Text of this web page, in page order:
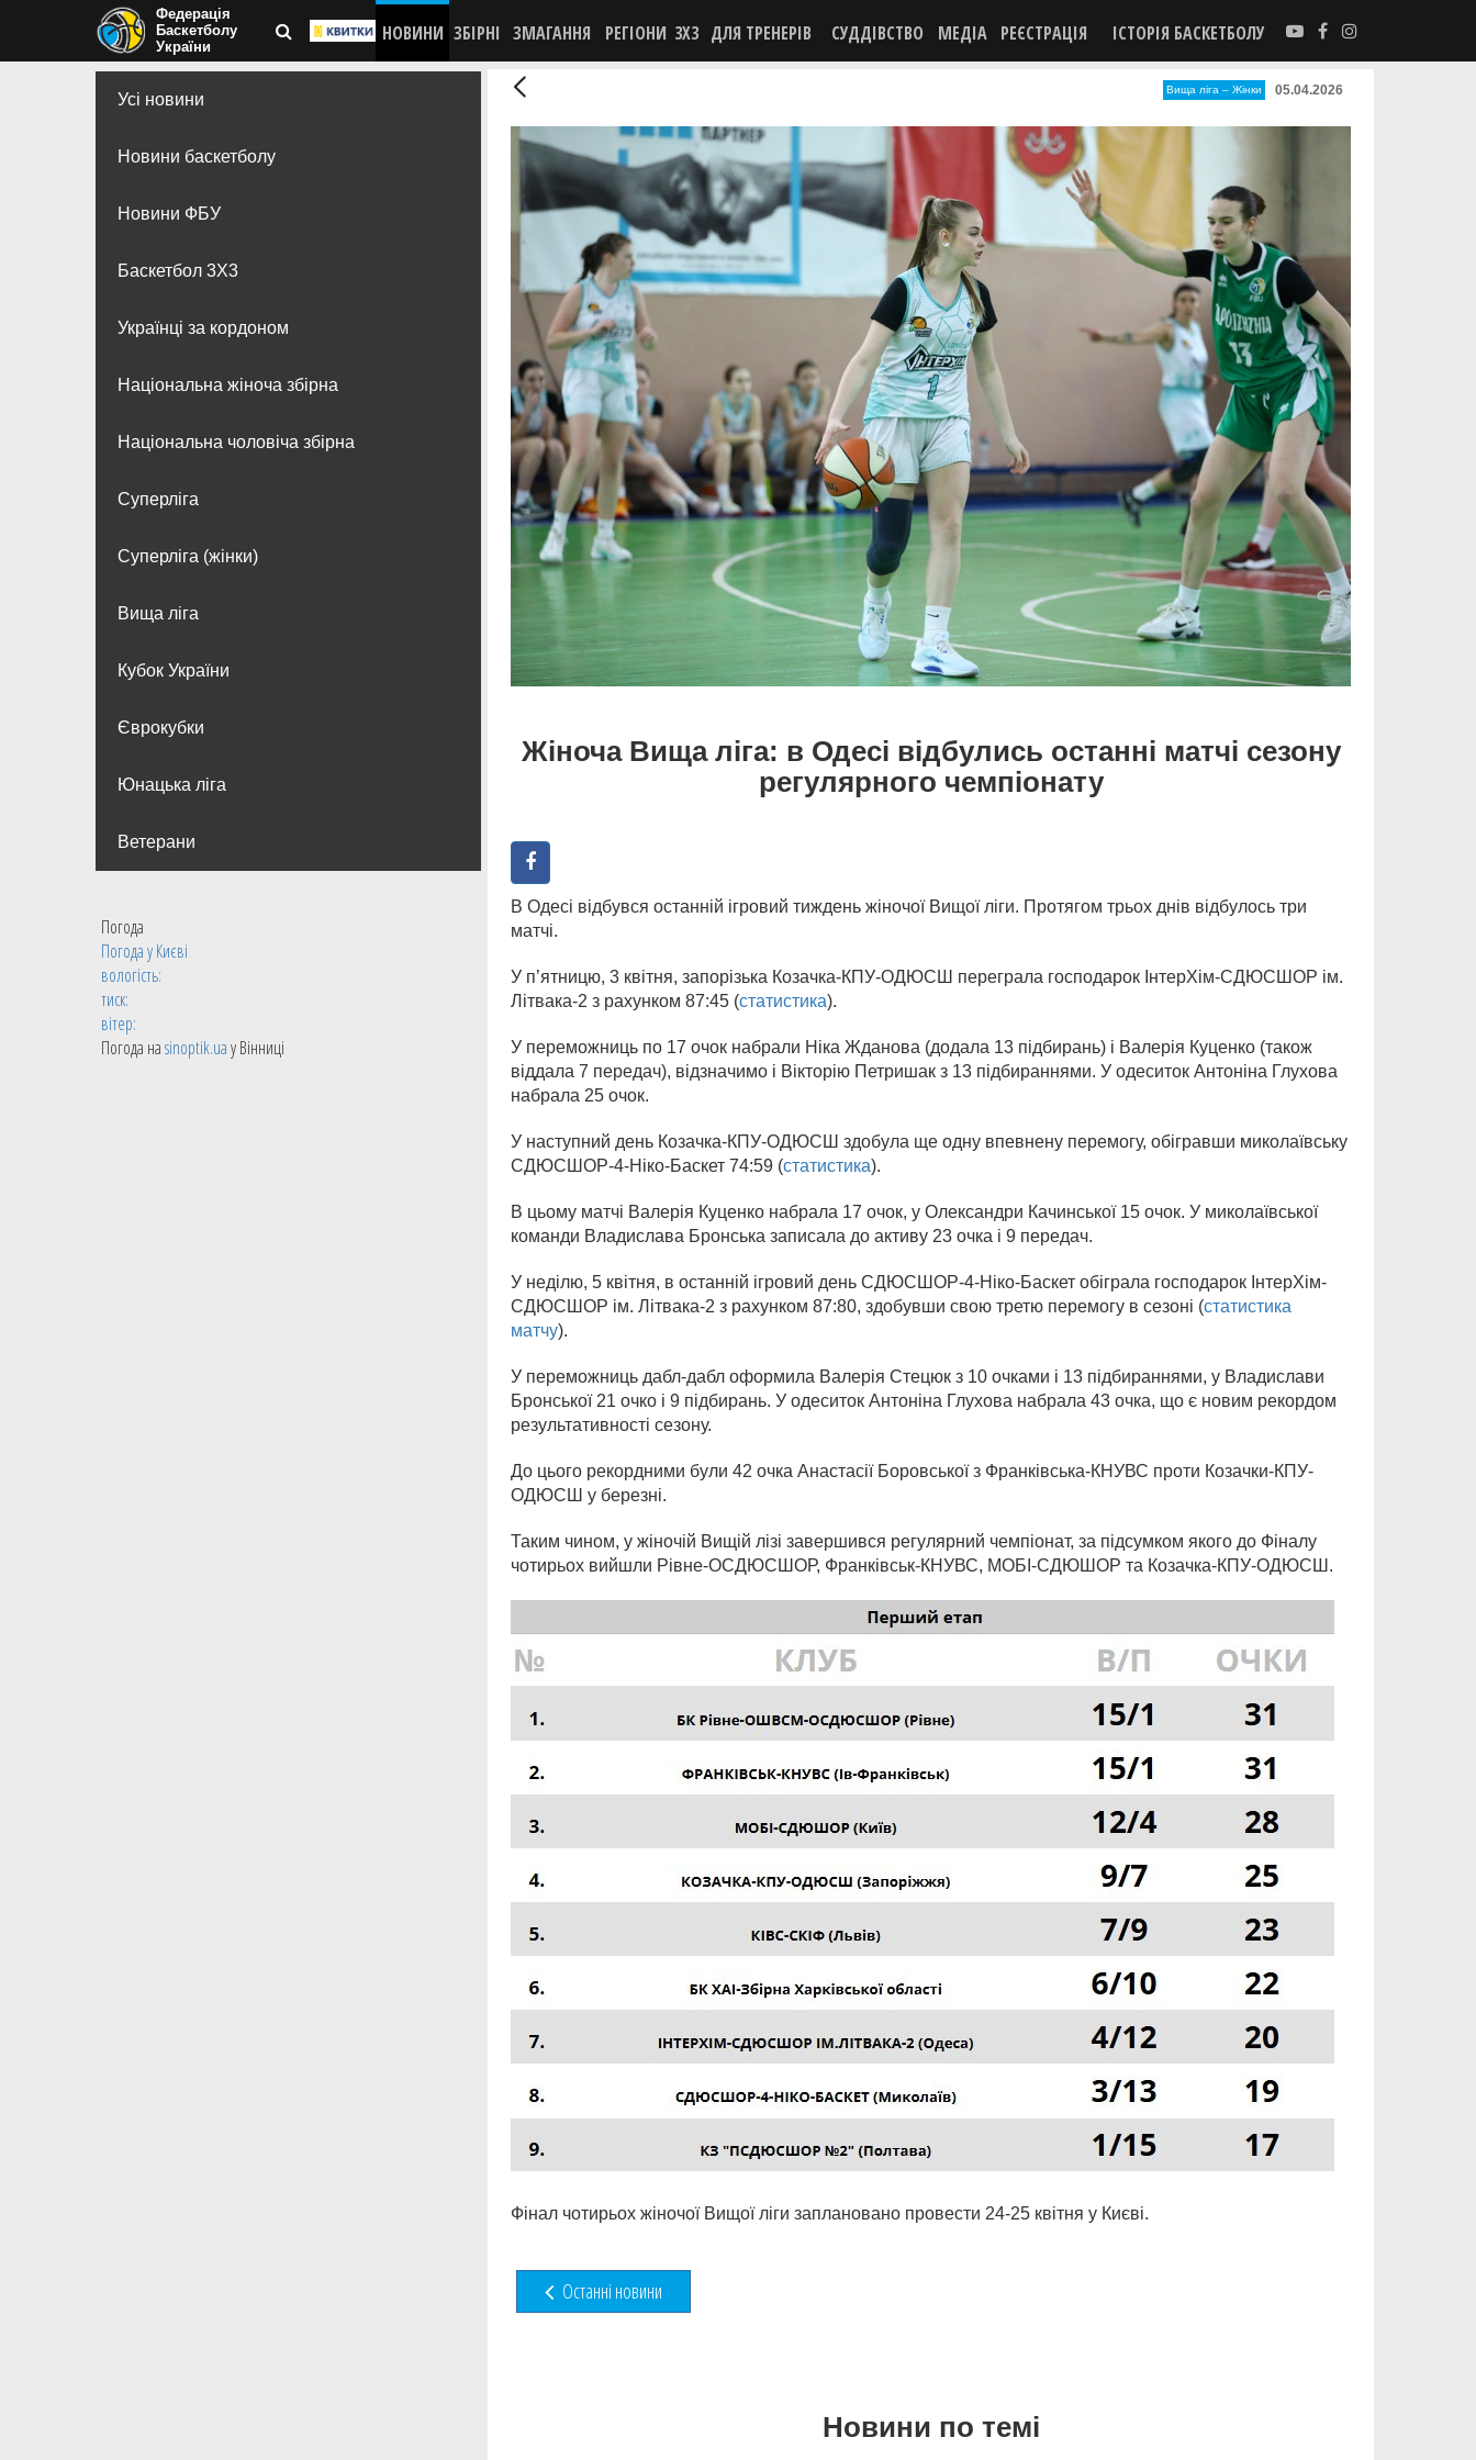
Федерація
Баскетболу
України
НОВИНИ ЗБІРНІ ЗМАГАННЯ РЕГІОНИ 3X3 ДЛЯ ТРЕНЕРІВ СУДДІВСТВО МЕДІА РЕЄСТРАЦІЯ ІСТОРІЯ БАСКЕТБОЛУ
Усі новини
Новини баскетболу
Новини ФБУ
Баскетбол 3Х3
Українці за кордоном
Національна жіноча збірна
Національна чоловіча збірна
Суперліга
Суперліга (жінки)
Вища лiга
Кубок України
Єврокубки
Юнацька ліга
Ветерани
Погода
Погода уКиєві
вологість:
тиск:
вітер:
Погода наsinoptik.uaу Вінниці
Вища лiга – Жiнки 05.04.2026
Жіноча Вища ліга: в Одесі відбулись останні матчі сезону
регулярного чемпіонату
В Одесі відбувся останній ігровий тиждень жіночої Вищої ліги. Протягом трьох днів відбулось три
матчі.
У п’ятницю, 3 квітня, запорізька Козачка-КПУ-ОДЮСШ переграла господарок ІнтерХім-СДЮСШОР ім.
Літвака-2 з рахунком 87:45 (статистика).
У переможниць по 17 очок набрали Ніка Жданова (додала 13 підбирань) і Валерія Куценко (також
віддала 7 передач), відзначимо і Вікторію Петришак з 13 підбираннями. У одеситок Антоніна Глухова
набрала 25 очок.
У наступний день Козачка-КПУ-ОДЮСШ здобула ще одну впевнену перемогу, обігравши миколаївську
СДЮСШОР-4-Ніко-Баскет 74:59 (статистика).
В цьому матчі Валерія Куценко набрала 17 очок, у Олександри Качинської 15 очок. У миколаївської
команди Владислава Бронська записала до активу 23 очка і 9 передач.
У неділю, 5 квітня, в останній ігровий день СДЮСШОР-4-Ніко-Баскет обіграла господарок ІнтерХім-
СДЮСШОР ім. Літвака-2 з рахунком 87:80, здобувши свою третю перемогу в сезоні (статистика
матчу).
У переможниць дабл-дабл оформила Валерія Стецюк з 10 очками і 13 підбираннями, у Владислави
Бронської 21 очко і 9 підбирань. У одеситок Антоніна Глухова набрала 43 очка, що є новим рекордом
результативності сезону.
До цього рекордними були 42 очка Анастасії Боровської з Франківська-КНУВС проти Козачки-КПУ-
ОДЮСШ у березні.
Таким чином, у жіночій Вищій лізі завершився регулярний чемпіонат, за підсумком якого до Фіналу
чотирьох вийшли Рівне-ОСДЮСШОР, Франківськ-КНУВС, МОБІ-СДЮШОР та Козачка-КПУ-ОДЮСШ.
Фінал чотирьох жіночої Вищої ліги заплановано провести 24-25 квітня у Києві.
Останні новини
Новини по темі